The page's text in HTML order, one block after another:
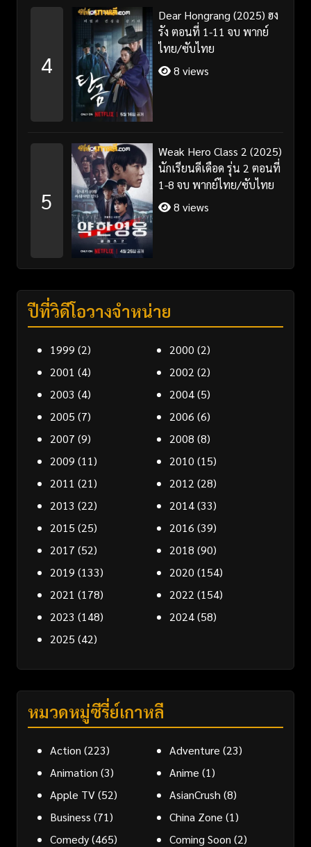
4
Dear Hongrang (2025) ฮง
รัง ตอนที่ 1-11 จบ พากย์
ไทย/ซับไทย
8 views
5
Weak Hero Class 2 (2025)
นักเรียนดีเดือด รุ่น 2 ตอนที่
1-8 จบ พากย์ไทย/ซับไทย
8 views
ปีที่วิดีโอวางจำหน่าย
1999 (2) 2000 (2)
2001 (4) 2002 (2)
2003 (4) 2004(5)
2005 (7) 2006 (6)
2007 (9) 2008 (8)
2009 (11) 2010 (15)
2011 (21) 2012 (28)
2013 (22) 2014(33)
2015 (25) 2016 (39)
2017 (52) 2018 (90)
2019 (133) 2020 (154)
2021 (178) 2022 (154)
2023 (148) 2024(58)
2025 (42)
หมวดหมู่ซีรี่ย์เกาหลี
Action (223) Adventure (23)
Animation (3) Anime (1)
Apple TV(52) AsianCrush (8)
Business (71) China Zone (1)
Comedy(465) Coming Soon (2)